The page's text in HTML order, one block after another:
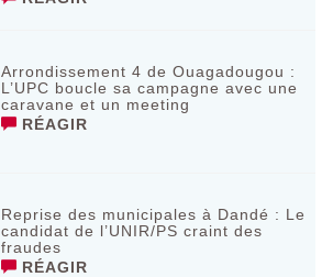
Arrondissement 4 de Ouagadougou :
L’UPC boucle sa campagne avec une
caravane et un meeting
RÉAGIR
Reprise des municipales à Dandé : Le
candidat de l’UNIR/PS craint des
fraudes
RÉAGIR